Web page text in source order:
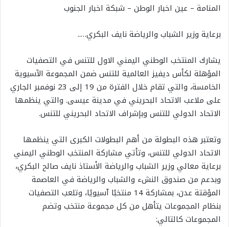
المنامة – عين اخبار الوطن – شبكة اخبار الجنوب
برعاية وزير الشباب والرياضة نايف البكري…..
يشارك المنتخب الوطني اليمني الاول للتنس في التصفيات
المؤهلة لكأس ديفيز العالمية للتنس ضمن المجموعة الآسيوية
الخامسة، والتي تقام خلال الفترة من 19 إلى 23 نوفمبر الجاري
على ملاعب الاتحاد البحريني في مدينة عيسى. والتي ينظمها
الاتحاد الدولي للتنس وبإشراف الاتحاد البحريني للتنس.
وتعتبر هذه البطولة من أهم البطولات الكبرى التي ينظمها
الاتحاد الدولي للتنس، وتأتي مشاركة المنتخب الوطني اليمني
برعاية معالي وزير الشباب والرياضة الأستاذ نايف صالح البكري،
وبدعم من صندوق النشء والشباب والرياضة في العاصمة
المؤقتة عدن، بمشاركة 14 منتخبًا آسيويًا، وتلعب التصفيات
بنظام المجموعات يتأهل من كل مجموعة منتخب وتضم
المجموعات كالتالي: